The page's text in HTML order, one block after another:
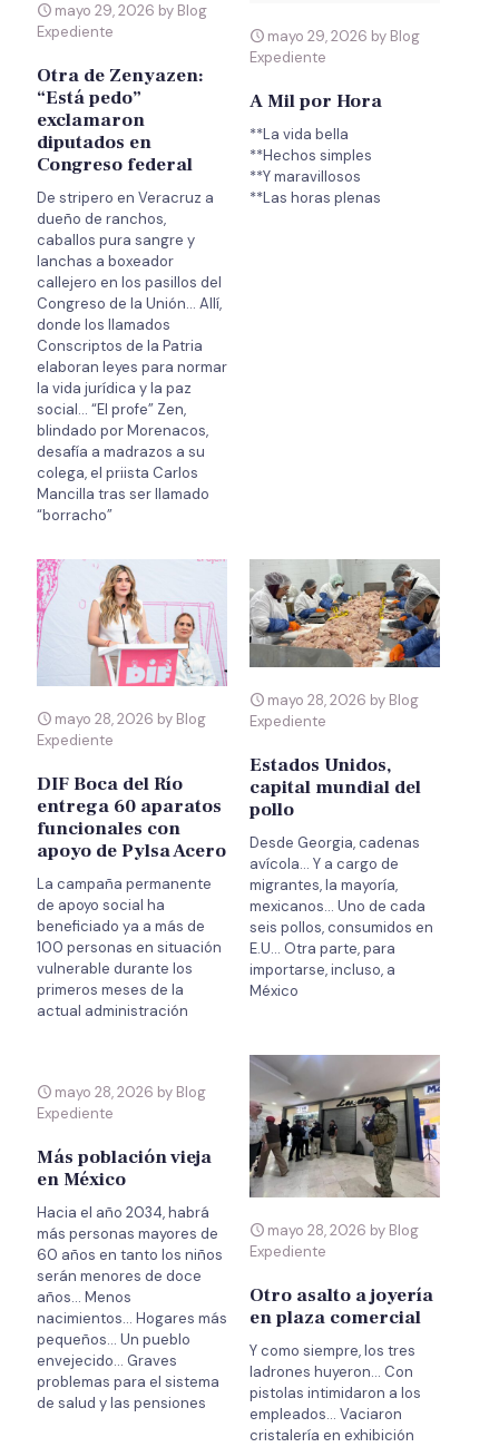
mayo 29, 2026 by Blog
Expediente
Otra de Zenyazen:
“Está pedo”
exclamaron
diputados en
Congreso federal
De stripero en Veracruz a
dueño de ranchos,
caballos pura sangre y
lanchas a boxeador
callejero en los pasillos del
Congreso de la Unión… Allí,
donde los llamados
Conscriptos de la Patria
elaboran leyes para normar
la vida jurídica y la paz
social… “El profe” Zen,
blindado por Morenacos,
desafía a madrazos a su
colega, el priista Carlos
Mancilla tras ser llamado
“borracho”
mayo 29, 2026 by Blog
Expediente
A Mil por Hora
**La vida bella
**Hechos simples
**Y maravillosos
mayo 28, 2026 by Blog
Expediente
DIF Boca del Río
entrega 60 aparatos
funcionales con
apoyo de Pylsa Acero
La campaña permanente
de apoyo social ha
beneficiado ya a más de
100 personas en situación
vulnerable durante los
primeros meses de la
actual administración
mayo 28, 2026 by Blog
Expediente
Estados Unidos,
capital mundial del
pollo
Desde Georgia, cadenas
avícola… Y a cargo de
migrantes, la mayoría,
mexicanos… Uno de cada
seis pollos, consumidos en
E.U… Otra parte, para
importarse, incluso, a
México
mayo 28, 2026 by Blog
Expediente
Más población vieja
en México
Hacia el año 2034, habrá
más personas mayores de
60 años en tanto los niños
serán menores de doce
años… Menos
nacimientos… Hogares más
pequeños… Un pueblo
envejecido… Graves
problemas para el sistema
de salud y las pensiones
mayo 28, 2026 by Blog
Expediente
Otro asalto a joyería
en plaza comercial
Y como siempre, los tres
ladrones huyeron… Con
pistolas intimidaron a los
empleados… Vaciaron
cristalería en exhibición